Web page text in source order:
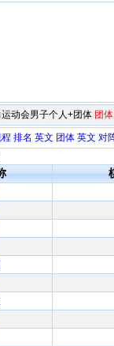
动会男子个人+团体 团
排名 英文 团体 英文 对